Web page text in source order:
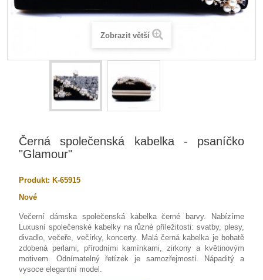
Zobrazit větší
Černá společenská kabelka - psaníčko
"Glamour"
Produkt: K-65915
Nové
Večerní dámska společenská kabelka černé barvy. Nabízíme
Luxusní společenské kabelky na různé příležitosti: svatby, plesy,
divadlo, večeře, večírky, koncerty. Malá černá kabelka je bohatě
zdobená perlami, přírodními kamínkami, zirkony a květinovým
motivem. Odnímatelný řetízek je samozřejmostí. Nápaditý a
vysoce elegantní model.